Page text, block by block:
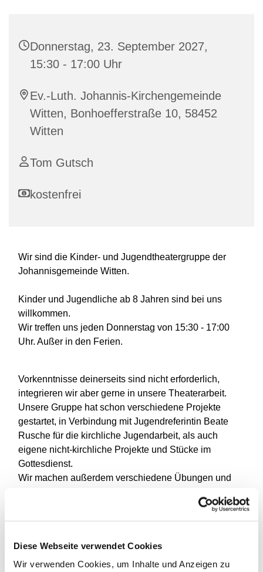
Diese Webseite verwendet Cookies
Wir verwenden Cookies, um Inhalte und Anzeigen zu
Donnerstag, 23. September 2027,
15:30 - 17:00 Uhr
Ev.-Luth. Johannis-Kirchengemeinde
Witten, Bonhoefferstraße 10, 58452
Witten
Tom Gutsch
kostenfrei
Wir sind die Kinder- und Jugendtheatergruppe der
Johannisgemeinde Witten.
Kinder und Jugendliche ab 8 Jahren sind bei uns
willkommen.
Wir treffen uns jeden Donnerstag von 15:30 - 17:00
Uhr. Außer in den Ferien.
Vorkenntnisse deinerseits sind nicht erforderlich,
integrieren wir aber gerne in unsere Theaterarbeit.
Unsere Gruppe hat schon verschiedene Projekte
gestartet, in Verbindung mit Jugendreferintin Beate
Rusche für die kirchliche Jugendarbeit, als auch
eigene nicht-kirchliche Projekte und Stücke im
Gottesdienst.
Wir machen außerdem verschiedene Übungen und
Falls Du Interesse am Mitspielen hast, kannst Du Dich
gerne bei Tom Gutsch (Leitung) melden: